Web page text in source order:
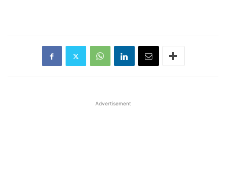
Advertisement